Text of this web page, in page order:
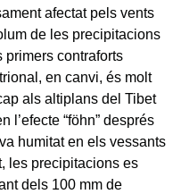
afectat pels vents
de les precipitacions
primers contraforts
en canvi, és molt
als altiplans del Tibet
l’efecte “föhn” després
humitat en els vessants
les precipitacions es
dels 100 mm de